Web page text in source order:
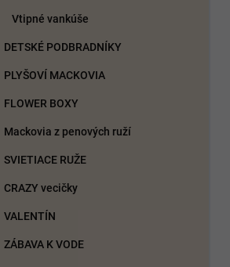
Vtipné vankúše
DETSKÉ PODBRADNÍKY
PLYŠOVÍ MACKOVIA
FLOWER BOXY
Mackovia z penových ruží
SVIETIACE RUŽE
CRAZY vecičky
VALENTÍN
ZÁBAVA K VODE